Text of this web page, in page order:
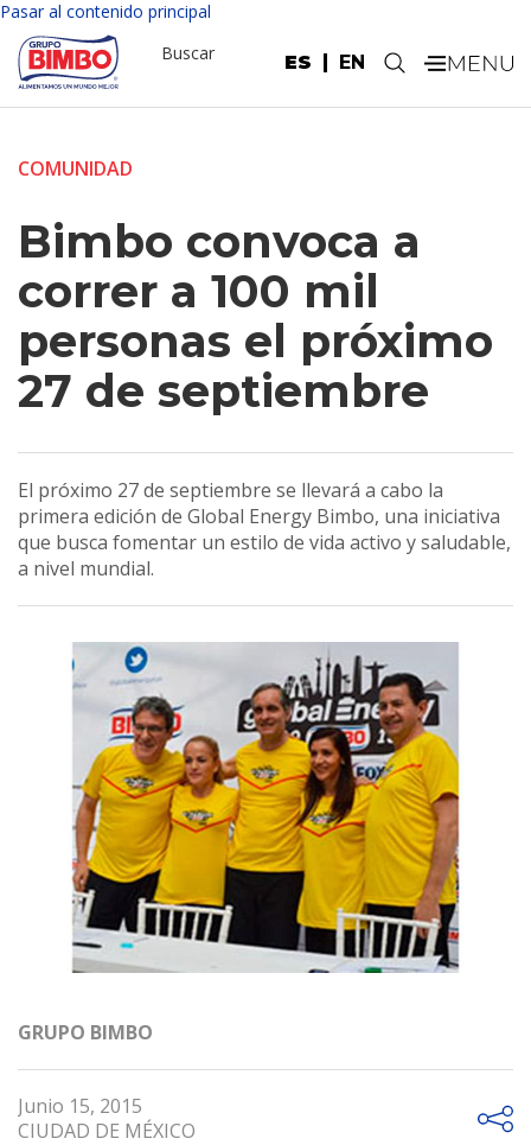
Pasar al contenido principal
ES EN
Buscar .
COMUNIDAD
Bimbo convoca a
correr a 100 mil
personas el próximo
27 de septiembre
El próximo 27 de septiembre se llevará a cabo la
primera edición de Global Energy Bimbo, una iniciativa
que busca fomentar un estilo de vida activo y saludable,
a nivel mundial.
GRUPO BIMBO
Junio 15, 2015
CIUDAD DE MÉXICO